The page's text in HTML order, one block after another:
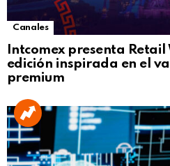
Canales
Intcomex presenta
edición inspirada en el
premium